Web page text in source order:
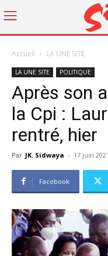
Accueil LA UNE SITE
LA UNE SITE POLITIQUE
Après son
la Cpi :
rentré, hier
Par JK. Sidwaya - 17 juin 2021
Facebook